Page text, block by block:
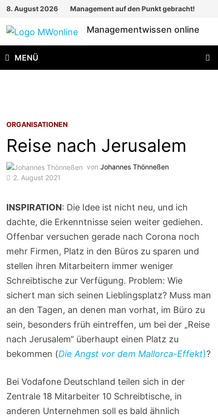
Zum
springen
8. August 2026 Management auf den Punkt gebracht!
Managementwissen online
MENÜ
ORGANISATIONEN
Reise nach Jerusalem
vonJohannes Thönneßen
2. August 2021
INSPIRATION: Die Idee ist nicht neu, und ich
dachte, die Erkenntnisse seien weiter gediehen.
Offenbar versuchen gerade nach Corona noch
mehr Firmen, Platz in den Büros zu sparen und
stellen ihren Mitarbeitern immer weniger
Schreibtische zur Verfügung. Problem: Wie
sichert man sich seinen Lieblingsplatz? Muss man
an den Tagen, an denen man vorhat, im Büro zu
sein, besonders früh eintreffen, um bei der „Reise
nach Jerusalem“ überhaupt einen Platz zu
bekommen (Die Angst vor dem Mallorca-Effekt)?
Bei Vodafone Deutschland teilen sich in der
Zentrale 18 Mitarbeiter 10 Schreibtische, in
anderen Unternehmen soll es bald ähnlich